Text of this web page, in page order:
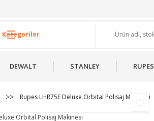
DEWALT STANLEY RUPES
Rupes LHR75E Deluxe Orbital Polisaj Makinesi